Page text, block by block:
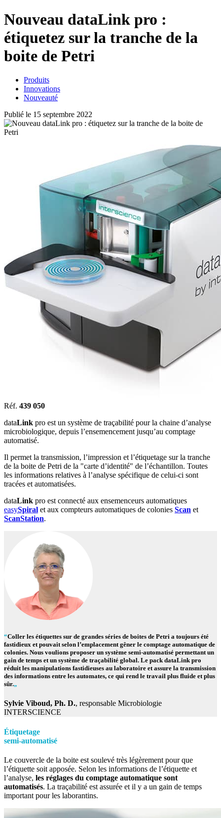
Nouveau dataLink pro :
étiquetez sur la tranche de la
boite de Petri
Produits
Innovations
Nouveauté
Publié le 15 septembre 2022
Réf. 439 050
dataLink pro est un système de traçabilité pour la chaine d’analyse
microbiologique, depuis l’ensemencement jusqu’au comptage
automatisé.
Il permet la transmission, l’impression et l’étiquetage sur la tranche
de la boite de Petri de la "carte d’identité" de l’échantillon. Toutes
les informations relatives à l’analyse spécifique de celui-ci sont
tracées et automatisées.
dataLink pro est connecté aux ensemenceurs automatiques
easySpiral et aux compteurs automatiques de colonies Scan et
ScanStation.
“Coller les étiquettes sur de grandes séries de boites de Petri a toujours été
fastidieux et pouvait selon l’emplacement gêner le comptage automatique de
colonies. Nous voulions proposer un système semi-automatisé permettant un
gain de temps et un système de traçabilité global. Le pack dataLinkpro
réduit les manipulations fastidieuses au laboratoire et assure la transmission
des informations entre les automates, ce qui rend le travail plus fluide et plus
sûr.„
Sylvie Viboud, Ph. D., responsable Microbiologie
INTERSCIENCE
Étiquetage
semi-automatisé
Le couvercle de la boite est soulevé très légèrement pour que
l’étiquette soit apposée. Selon les informations de l’étiquette et
l’analyse, les réglages du comptage automatique sont
automatisés. La traçabilité est assurée et il y a un gain de temps
important pour les laborantins.